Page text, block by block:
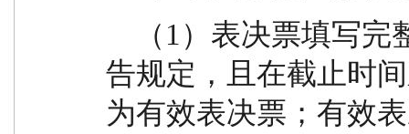
告规定，且在截止时
为有效表决票；有效